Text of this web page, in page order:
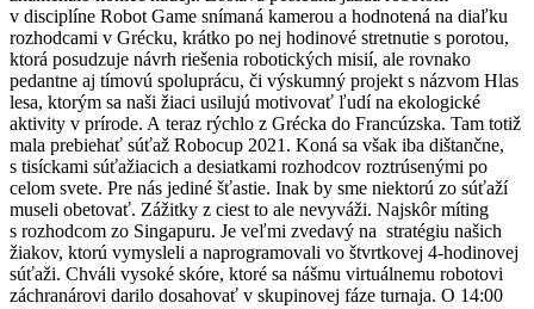
v disciplíne Robot Game snímaná kamerou a hodnotená na diaľku
rozhodcami v Grécku, krátko po nej hodinové stretnutie s porotou,
ktorá posudzuje návrh riešenia robotických misií, ale rovnako
pedantne aj tímovú spoluprácu, či výskumný projekt s názvom Hlas
lesa, ktorým sa naši žiaci usilujú motivovať ľudí na ekologické
aktivity v prírode. A teraz rýchlo z Grécka do Francúzska. Tam totiž
mala prebiehať súťaž Robocup 2021. Koná sa však iba dištančne,
s tisíckami súťažiacich a desiatkami rozhodcov roztrúsenými po
celom svete. Pre nás jediné šťastie. Inak by sme niektorú zo súťaží
museli obetovať. Zážitky z ciest to ale nevyváži. Najskôr míting
s rozhodcom zo Singapuru. Je veľmi zvedavý na stratégiu našich
žiakov, ktorú vymysleli a naprogramovali vo štvrtkovej 4-hodinovej
súťaži. Chváli vysoké skóre, ktoré sa nášmu virtuálnemu robotovi
záchranárovi darilo dosahovať v skupinovej fáze turnaja. O 14:00